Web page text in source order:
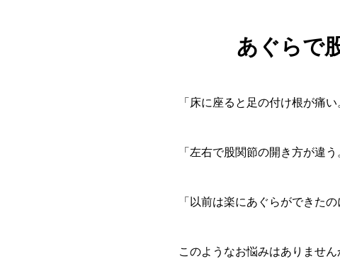
あぐらで
「床に座ると足の付け根が痛い
「左右で股関節の開き方が違う
「以前は楽にあぐらができた
このようなお悩みはありません